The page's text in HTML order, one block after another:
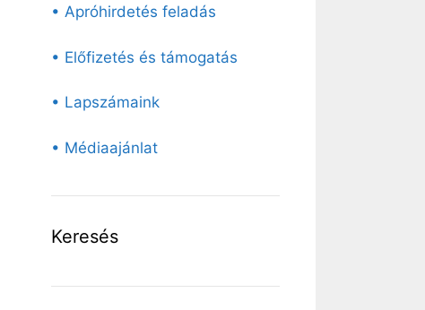
• Apróhirdetés feladás
• Előfizetés és támogatás
• Lapszámaink
• Médiaajánlat
Keresés